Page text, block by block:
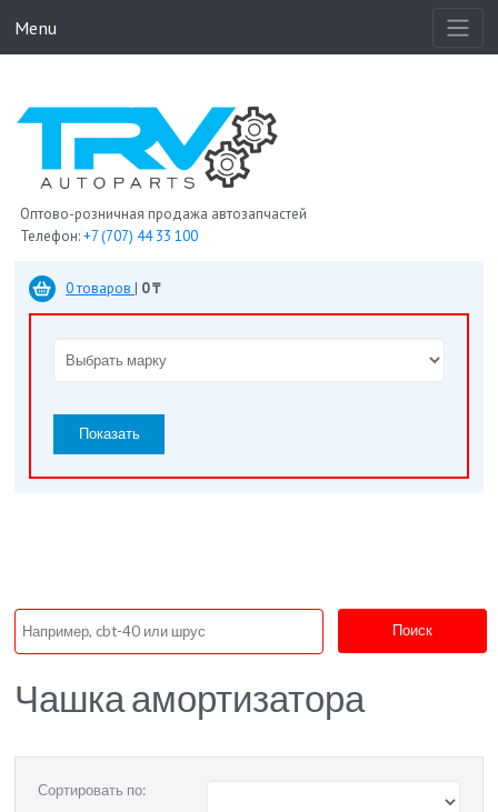
Menu
Оптово-розничная продажа автозапчастей
Телефон:+7 (707) 44 33 100
0 товаров | 0 ₸
Показать
Поиск
Чашка амортизатора
Сортировать по: